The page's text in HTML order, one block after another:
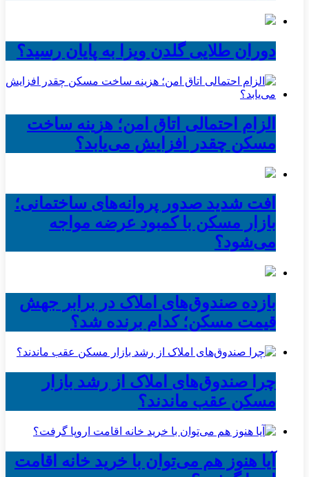
دوران طلایی گلدن ویزا به پایان رسید؟
الزام احتمالی اتاق امن؛ هزینه ساخت
مسکن چقدر افزایش می‌یابد؟
افت شدید صدور پروانه‌های ساختمانی؛
بازار مسکن با کمبود عرضه مواجه
می‌شود؟
بازده صندوق‌های املاک در برابر جهش
قیمت مسکن؛ کدام برنده شد؟
چرا صندوق‌های املاک از رشد بازار
مسکن عقب ماندند؟
آیا هنوز هم می‌توان با خرید خانه اقامت